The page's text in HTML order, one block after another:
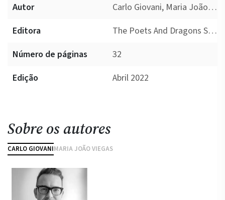
Autor
Carlo Giovani, Maria João Viegas
Editora
The Poets And Dragons Society
Número de páginas
32
Edição
Abril 2022
Sobre os autores
CARLO GIOVANIMARIA JOÃO VIEGAS